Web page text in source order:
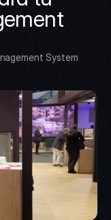
System